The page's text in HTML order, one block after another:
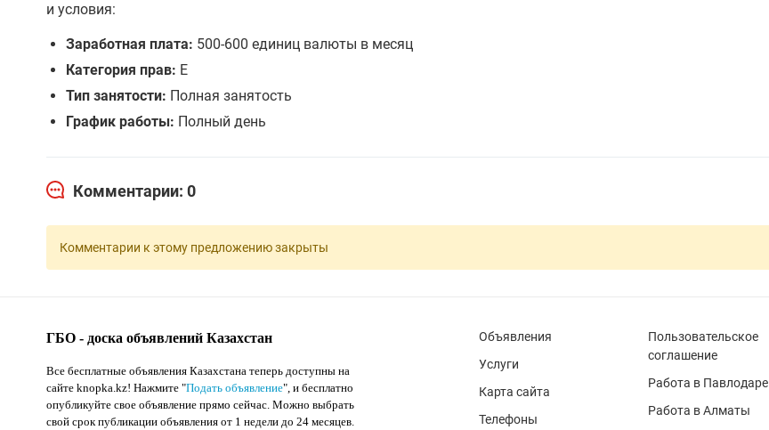
и условия:
Заработная плата: 500-600 единиц валюты в месяц
Категория прав: Е
Тип занятости: Полная занятость
График работы: Полный день
Комментарии: 0
Комментарии к этому предложению закрыты
ГБО - доска объявлений Казахстан
Все бесплатные объявления Казахстана теперь доступны на
сайте knopka.kz! Нажмите "Подать объявление", и бесплатно
опубликуйте свое объявление прямо сейчас. Можно выбрать
свой срок публикации объявления от 1 недели до 24 месяцев.
Объявления
Услуги
Карта сайта
Телефоны
Пользовательское
соглашение
Работа в Павлодаре
Работа в Алматы